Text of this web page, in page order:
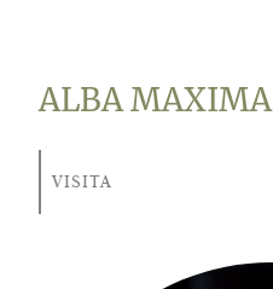
ALBA MAXIMA
VISITA